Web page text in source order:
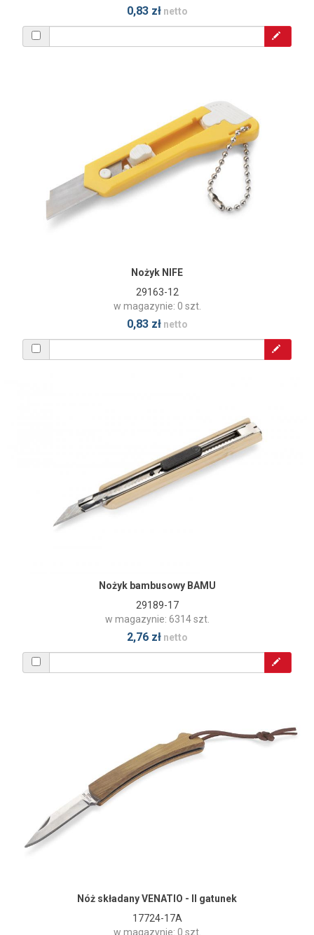
0,83 złnetto
Nożyk NIFE
29163-12
w magazynie: 0 szt.
0,83 złnetto
Nożyk bambusowy BAMU
29189-17
w magazynie: 6314 szt.
2,76 złnetto
Nóż składany VENATIO - II gatunek
17724-17A
w magazynie: 0 szt.